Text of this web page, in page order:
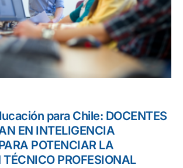
para Chile: DOCENTES
EN INTELIGENCIA
POTENCIAR LA
PROFESIONAL